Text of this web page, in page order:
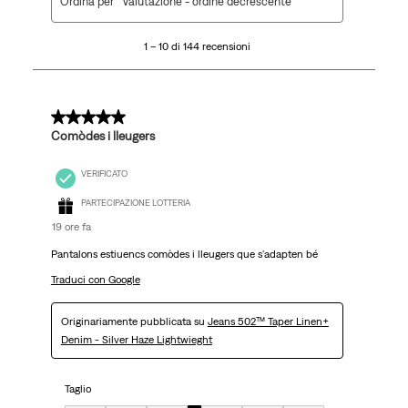
144
1 – 10 di 144 recensioni
5 su 5 stelle.
Comòdes i lleugers
VERIFICATO
PARTECIPAZIONE LOTTERIA
19 ore fa
Pantalons estiuencs comòdes i lleugers que s'adapten bé
Traduci con Google
Originariamente pubblicata su Jeans 502™ Taper Linen+
Denim - Silver Haze Lightwieght
Taglio